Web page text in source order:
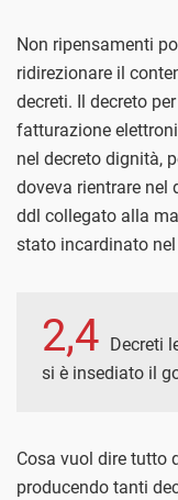
Non ripensamenti
ridirezionare il
decreti. Il decreto
fatturazione
nel decreto dignità,
doveva rientrare nel
ddl collegato alla
stato incardinato
2,4 Decreti
si è insediato il
Cosa vuol dire tutto
producendo tanti